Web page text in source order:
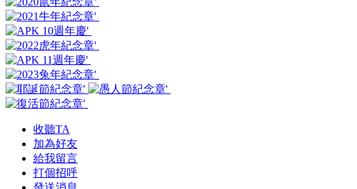
收聽TA
加為好友
給我留言
打個招呼